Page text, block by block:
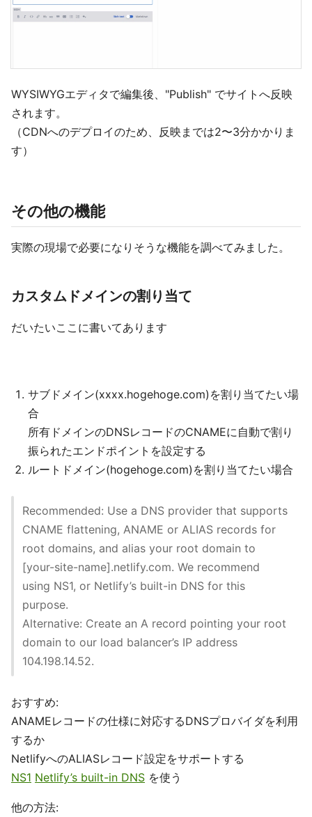
WYSIWYGエディタで編集後、"Publish" でサイトへ反映
されます。
（CDNへのデプロイのため、反映までは2〜3分かかりま
す）
その他の機能
実際の現場で必要になりそうな機能を調べてみました。
カスタムドメインの割り当て
だいたいここに書いてあります
サブドメイン(xxxx.hogehoge.com)を割り当てたい場
合
所有ドメインのDNSレコードのCNAMEに自動で割り
振られたエンドポイントを設定する
ルートドメイン(hogehoge.com)を割り当てたい場合
Recommended: Use a DNS provider that supports
CNAME flattening, ANAME or ALIAS records for
root domains, and alias your root domain to
[your-site-name].netlify.com. We recommend
using NS1, or Netlify’s built-in DNS for this
purpose.
Alternative: Create an A record pointing your root
domain to our load balancer’s IP address
104.198.14.52.
おすすめ:
ANAMEレコードの仕様に対応するDNSプロバイダを利用
するか
NetlifyへのALIASレコード設定をサポートする
NS1 Netlify’s built-in DNS を使う
他の方法: